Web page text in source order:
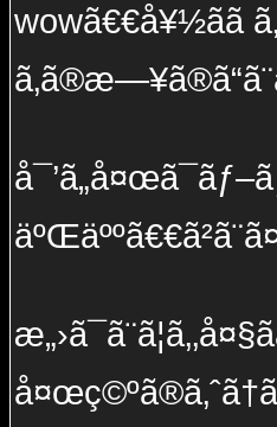
wowã€€å¥½ãã